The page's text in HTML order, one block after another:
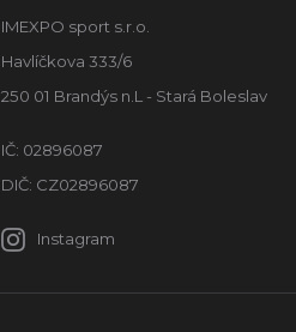
IMEXPO sport s.r.o.
Havlíčkova 333/6
250 01 Brandýs n.L - Stará Boleslav
IČ: 02896087
DIČ: CZ02896087
Instagram